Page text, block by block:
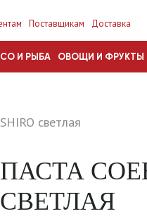
Поставщикам Доставка
И РЫБА ОВОЩИ И ФРУКТЫ
светлая
ПАСТА
СВЕТЛАЯ